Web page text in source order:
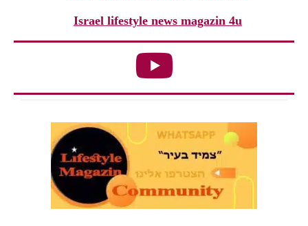
Israel lifestyle news magazin 4u